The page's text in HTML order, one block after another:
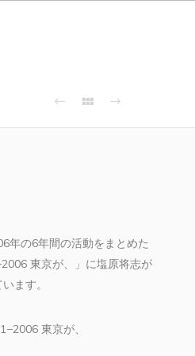
年の6年間の活動をまとめた
東京が、」に塩原将志が
ます。
東京が、